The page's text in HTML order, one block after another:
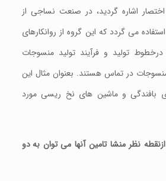
اختصار اشاره گردید، در صنعت نساجی از
می گردد که این گروه از روانکارهای
درخطوط تولید و فرآیند تولید منسوجات
در تماس هستند. بعنوان مثال این
بافندگی و ماشین های نخ ریسی مورد
ازنقطه نظر منشا تامین آنها می توان بهدو